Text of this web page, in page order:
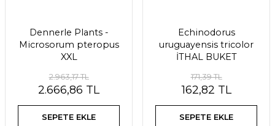
Dennerle Plants -
Microsorum pteropus
XXL
2.963,17 TL
2.666,86 TL
SEPETE EKLE
Echinodorus
uruguayensis tricolor
İTHAL BUKET
171,39 TL
162,82 TL
SEPETE EKLE